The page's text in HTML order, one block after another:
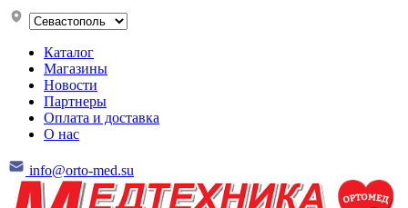
Каталог
Магазины
Новости
Партнеры
Оплата и доставка
О нас
info@orto-med.su